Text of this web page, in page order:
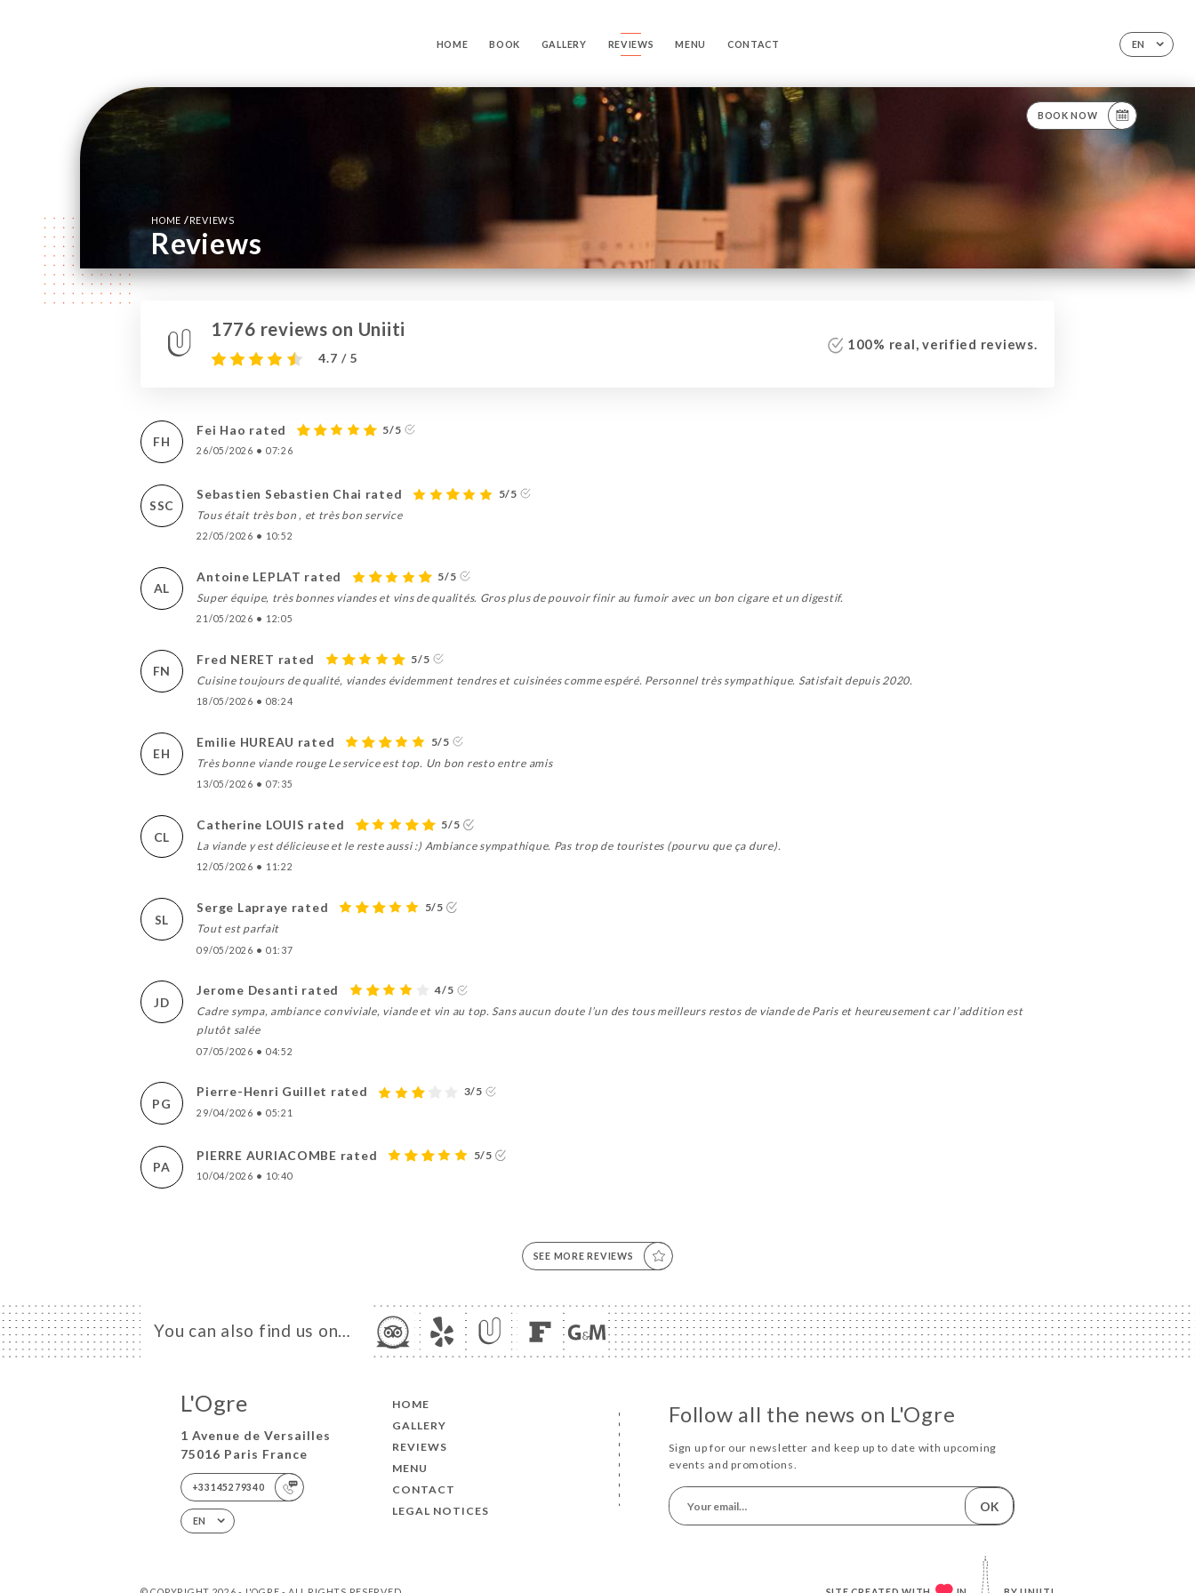
EN
HOME BOOK GALLERY REVIEWS MENU CONTACT
BOOK NOW
HOME / REVIEWS
Reviews
1776 reviews on Uniiti
4.7 / 5
100% real, verified reviews.
FH
Fei Hao rated 5/5
26/05/2026 • 07:26
SSC
Sebastien Sebastien Chai rated
5/5
Tous était très bon , et très bon service
22/05/2026 • 10:52
AL
Antoine LEPLAT rated
5/5
Super équipe, très bonnes viandes et vins de qualités. Gros plus de pouvoir finir au fumoir avec un bon cigare et un digestif.
21/05/2026 • 12:05
FN
Fred NERET rated
5/5
Cuisine toujours de qualité, viandes évidemment tendres et cuisinées comme espéré. Personnel très sympathique. Satisfait depuis 2020.
18/05/2026 • 08:24
EH
Emilie HUREAU rated
5/5
Très bonne viande rouge Le service est top. Un bon resto entre amis
13/05/2026 • 07:35
CL
Catherine LOUIS rated
5/5
La viande y est délicieuse et le reste aussi :) Ambiance sympathique. Pas trop de touristes (pourvu que ça dure).
12/05/2026 • 11:22
SL
Serge Lapraye rated
5/5
Tout est parfait
09/05/2026 • 01:37
JD
Jerome Desanti rated
4/5
Cadre sympa, ambiance conviviale, viande et vin au top. Sans aucun doute l’un des tous meilleurs restos de viande de Paris et heureusement car l’addition est
plutôt salée
07/05/2026 • 04:52
PG
Pierre-Henri Guillet rated 3/5
29/04/2026 • 05:21
PA
PIERRE AURIACOMBE rated 5/5
10/04/2026 • 10:40
SEE MORE REVIEWS
You can also find us on…
L'Ogre
1 Avenue de Versailles
75016 Paris France
+33145279340
EN
HOME
GALLERY
REVIEWS
MENU
CONTACT
LEGAL NOTICES
Follow all the news on L'Ogre
Sign up for our newsletter and keep up to date with upcoming
events and promotions.
OK